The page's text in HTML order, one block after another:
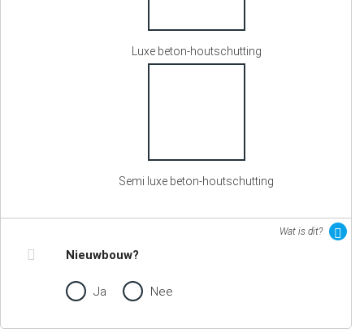
Luxe beton-houtschutting
Semi luxe beton-houtschutting
Wat is dit?
Nieuwbouw?
Ja Nee